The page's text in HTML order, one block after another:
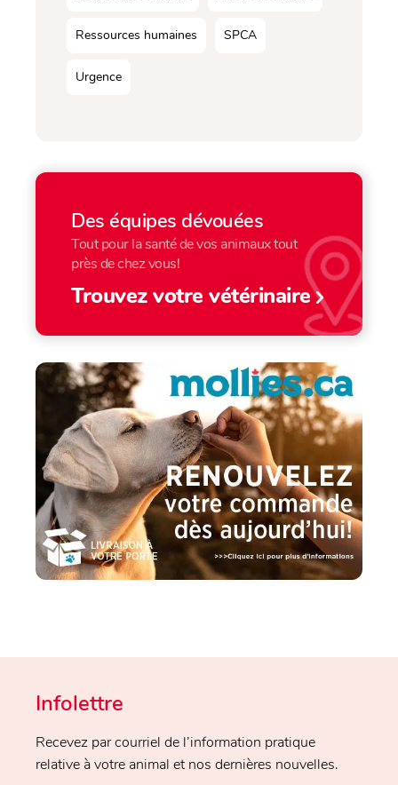
Ressources humaines SPCA
Urgence
Des équipes dévouées
Tout pour la santé de vos animaux tout
près de chez vous!
Trouvez votre vétérinaire
Infolettre
Recevez par courriel de l’information pratique
relative à votre animal et nos dernières nouvelles.